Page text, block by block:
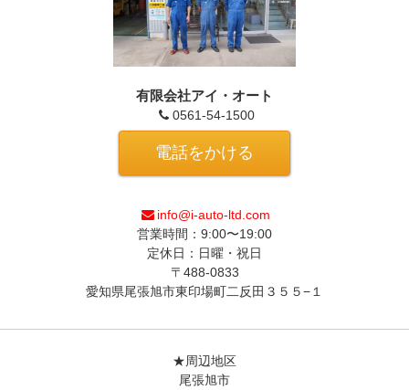
有限会社アイ・オート
0561-54-1500
電話をかける
info@i-auto-ltd.com
営業時間：9:00〜19:00
定休日：日曜・祝日
〒488-0833
愛知県尾張旭市東印場町二反田３５５−１
★周辺地区
尾張旭市